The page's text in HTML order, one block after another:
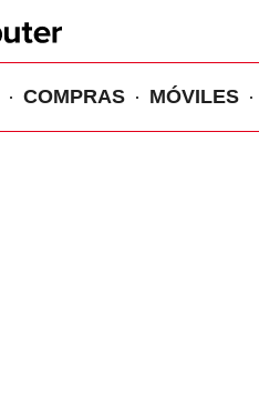
COMPRAS MÓVILES